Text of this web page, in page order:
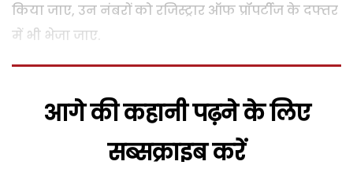
किया जाए, उन नंबरों को रजिस्‍ट्रार ऑफ प्रॉपर्टीज के दफ्तर
में भी भेजा जाए.
आगे की कहानी पढ़ने के लिए
सब्सक्राइब करें